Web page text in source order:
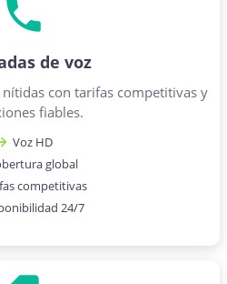
de voz
con tarifas competitivas y
fiables.
Voz HD
global
competitivas
24/7